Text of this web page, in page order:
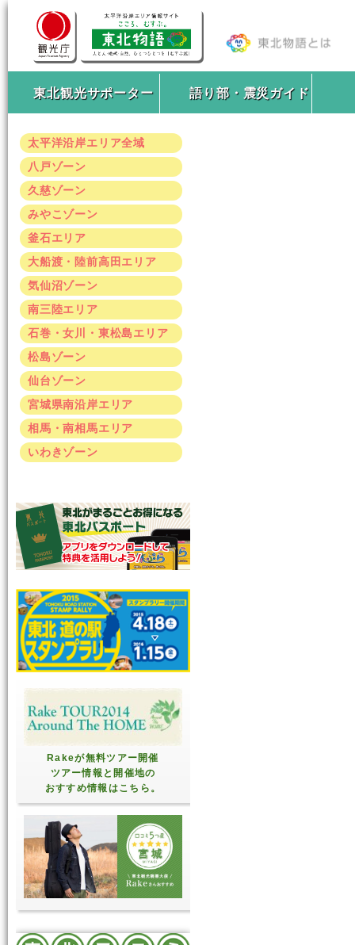
東北観光サポーター 語り部・震災ガイド
太平洋沿岸エリア全域
八戸ゾーン
久慈ゾーン
みやこゾーン
釜石エリア
大船渡・陸前高田エリア
気仙沼ゾーン
南三陸エリア
石巻・女川・東松島エリア
松島ゾーン
仙台ゾーン
宮城県南沿岸エリア
相馬・南相馬エリア
いわきゾーン
Rakeが無料ツアー開催
ツアー情報と開催地の
おすすめ情報はこちら。